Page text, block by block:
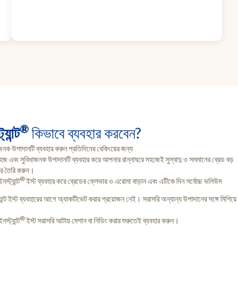
® কিভাবে ব্যবহার করবেন?
উপাদানটি ব্যবহার করুন প্রতিদিনের বেকিংয়ের জন্য
এবং সুবিধাজনক উপাদানটি ব্যবহার করে আপনার রান্নাঘরে সহজেই সুস্বাদু ও সমমানের ব্রেড বড়
তৈরি করুন।
®ইস্ট ব্যবহার করে ব্রেডের ফ্লেভার ও এরোমা বাড়ান এবং এটিকে দিন সর্বোচ্চ ভলিউম
ইস্ট ব্যবহারের আগে অ্যাকটিভেট করার প্রয়োজন নেই। সরাসরি অন্যান্য উপাদানের সঙ্গে মিশিয়ে
®ইস্ট সরাসরি আটায় মেশান বা নিডিং করার শুরুতেই ব্যবহার করুন।